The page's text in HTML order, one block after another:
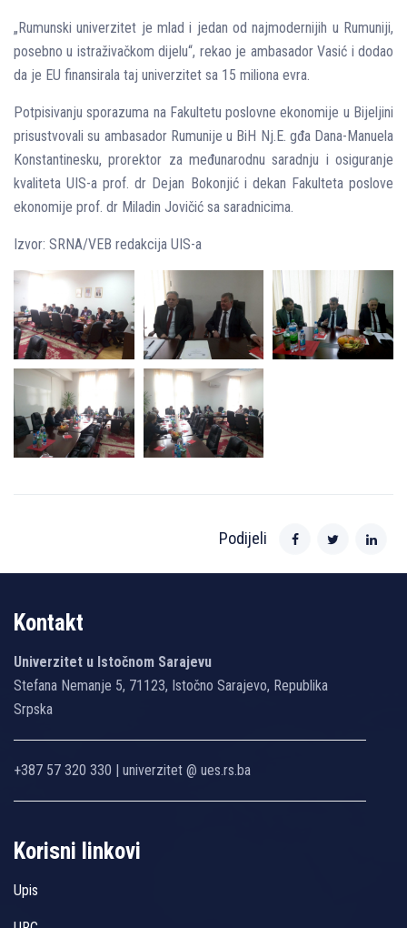
„Rumunski univerzitet je mlad i jedan od najmodernijih u Rumuniji,
posebno u istraživačkom dijelu“, rekao je ambasador Vasić i dodao
da je EU finansirala taj univerzitet sa 15 miliona evra.
Potpisivanju sporazuma na Fakultetu poslovne ekonomije u Bijelјini
prisustvovali su ambasador Rumunije u BiH Nј.E. gđa Dana-Manuela
Konstantinesku, prorektor za međunarodnu saradnju i osiguranje
kvaliteta UIS-a prof. dr Dejan Bokonjić i dekan Fakulteta poslove
ekonomije prof. dr Miladin Jovičić sa saradnicima.
Izvor: SRNA/VEB redakcija UIS-a
Podijeli
Kontakt
Univerzitet u Istočnom Sarajevu
Stefana Nemanje 5, 71123, Istočno Sarajevo, Republika
Srpska
+387 57 320 330 | univerzitet @ ues.rs.ba
Korisni linkovi
Upis